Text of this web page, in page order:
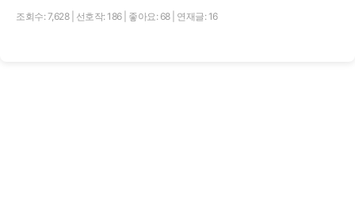
조회수: 7,628 선호작: 186 좋아요: 68 연재글: 16